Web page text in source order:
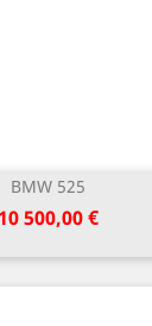
BMW 525
Kaina
10 500,00 €
peržiūra